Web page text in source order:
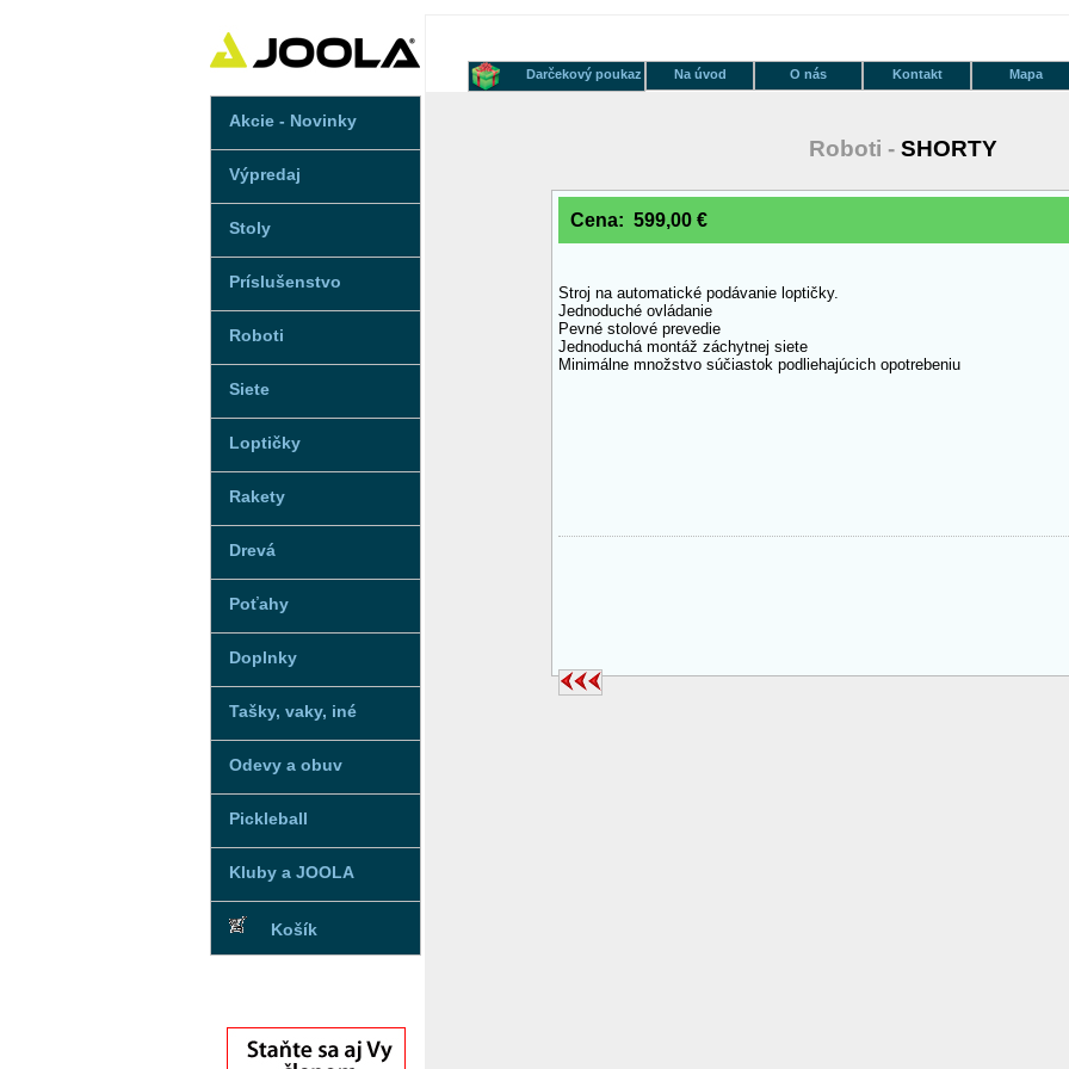
Akcie - Novinky
Výpredaj
Stoly
Príslušenstvo
Roboti
Siete
Loptičky
Rakety
Drevá
Poťahy
Doplnky
Tašky, vaky, iné
Odevy a obuv
Pickleball
Kluby a JOOLA
Košík
Mapa
Kontakt
O nás
Na úvod
Darčekový poukaz
Roboti - SHORTY
Cena: 599,00 €
Stroj na automatické podávanie loptičky.
Jednoduché ovládanie
Pevné stolové prevedie
Jednoduchá montáž záchytnej siete
Minimálne množstvo súčiastok podliehajúcich opotrebeniu